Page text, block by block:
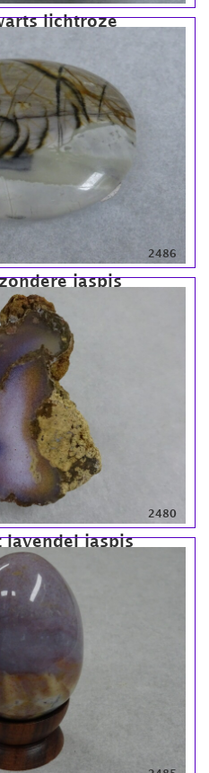
lichtroze
jaspis
2486
lavendel jaspis
2480